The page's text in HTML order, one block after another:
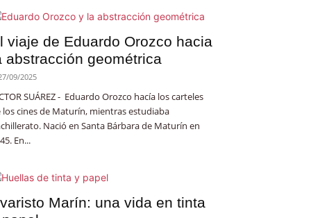
viaje de Eduardo Orozco hacia
abstracción geométrica
09/2025
SUÁREZ - Eduardo Orozco hacía los carteles
los cines de Maturín, mientras estudiaba
Nació en Santa Bárbara de Maturín en
En...
Marín: una vida en tinta